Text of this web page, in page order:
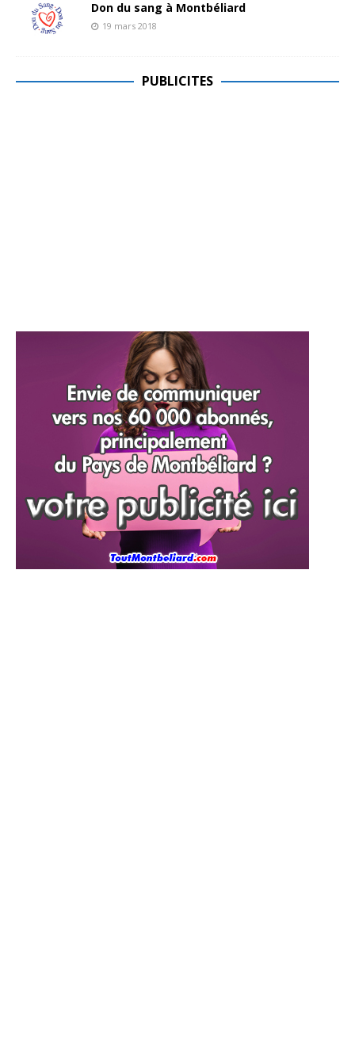
Don du sang à Montbéliard
19 mars 2018
PUBLICITES